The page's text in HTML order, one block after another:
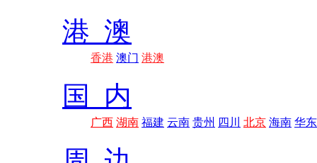
港 澳
香港 澳门 港澳
国 内
广西 湖南 福建 云南 贵州 四川 北京 海南 华东